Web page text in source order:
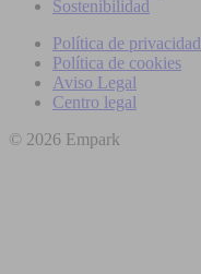
Sostenibilidad
Política de privacidad
Política de cookies
Aviso Legal
Centro legal
© 2026 Empark